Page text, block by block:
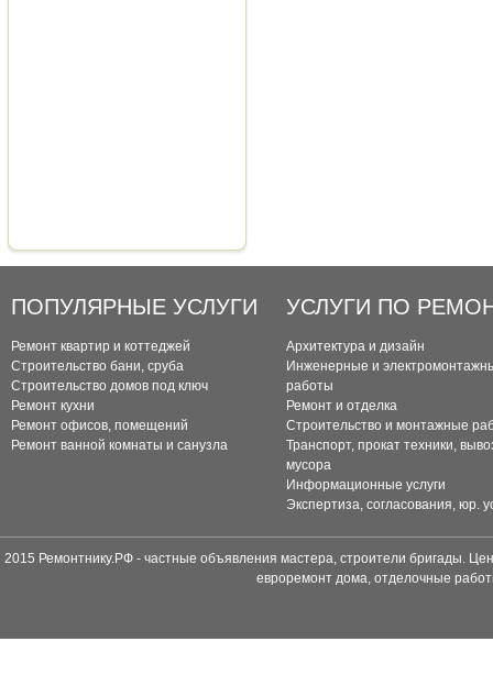
ПОПУЛЯРНЫЕ УСЛУГИ
Ремонт квартир и коттеджей
Строительство бани, сруба
Строительство домов под ключ
Ремонт кухни
Ремонт офисов, помещений
Ремонт ванной комнаты и санузла
УСЛУГИ ПО
Архитектура и дизайн
Инженерные и
работы
Ремонт и отделка
Строительство и монтажные
Транспорт, прокат техники,
мусора
Информационные услуги
Экспертиза, согласования, юр.
2015 Ремонтнику.РФ - частные объявления мастера, строители бригады.
евроремонт дома, отделочные